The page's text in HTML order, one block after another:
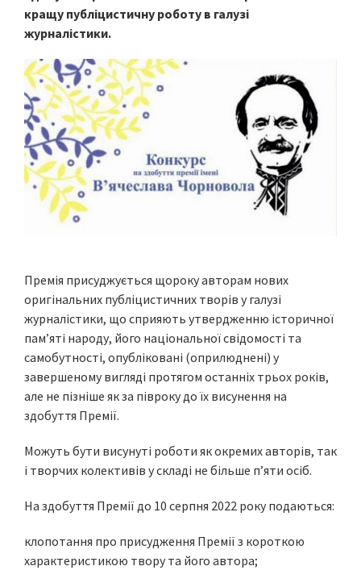
кращу публіцистичну роботу в галузі
журналістики.
Премія присуджується щороку авторам нових
оригінальних публіцистичних творів у галузі
журналістики, що сприяють утвердженню історичної
пам’яті народу, його національної свідомості та
самобутності, опубліковані (оприлюднені) у
завершеному вигляді протягом останніх трьох років,
але не пізніше як за півроку до їх висунення на
здобуття Премії.
Можуть бути висунуті роботи як окремих авторів, так
і творчих колективів у складі не більше п’яти осіб.
На здобуття Премії до 10 серпня 2022 року подаються:
клопотання про присудження Премії з короткою
характеристикою твору та його автора;